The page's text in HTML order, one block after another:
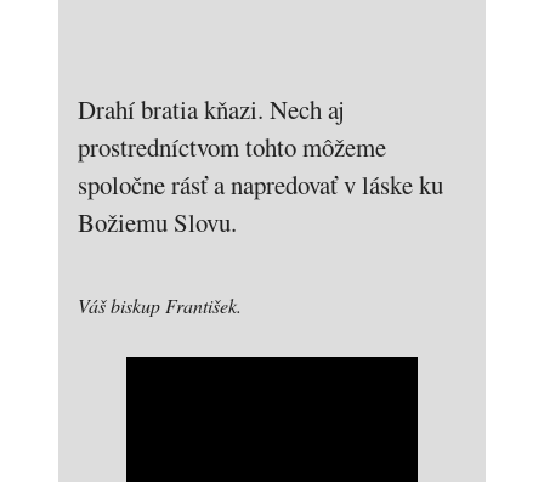
Drahí bratia kňazi. Nech aj
prostredníctvom tohto môžeme
spoločne rásť a napredovať v láske ku
Božiemu Slovu.
Váš biskup František.